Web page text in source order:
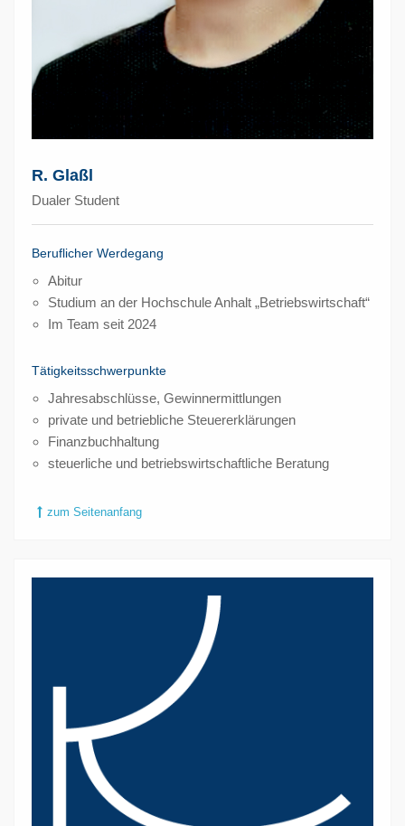
R. Glaßl
Dualer Student
Beruflicher Werdegang
Abitur
Studium an der Hochschule Anhalt „Betriebswirtschaft“
Im Team seit 2024
Tätigkeitsschwerpunkte
Jahresabschlüsse, Gewinnermittlungen
private und betriebliche Steuererklärungen
Finanzbuchhaltung
steuerliche und betriebswirtschaftliche Beratung
zum Seitenanfang